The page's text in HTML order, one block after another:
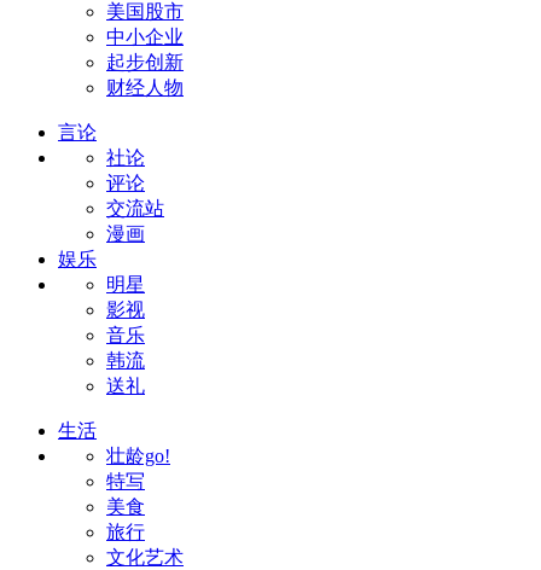
美国股市
中小企业
起步创新
财经人物
言论
社论
评论
交流站
漫画
娱乐
明星
影视
音乐
韩流
送礼
生活
壮龄go!
特写
美食
旅行
文化艺术